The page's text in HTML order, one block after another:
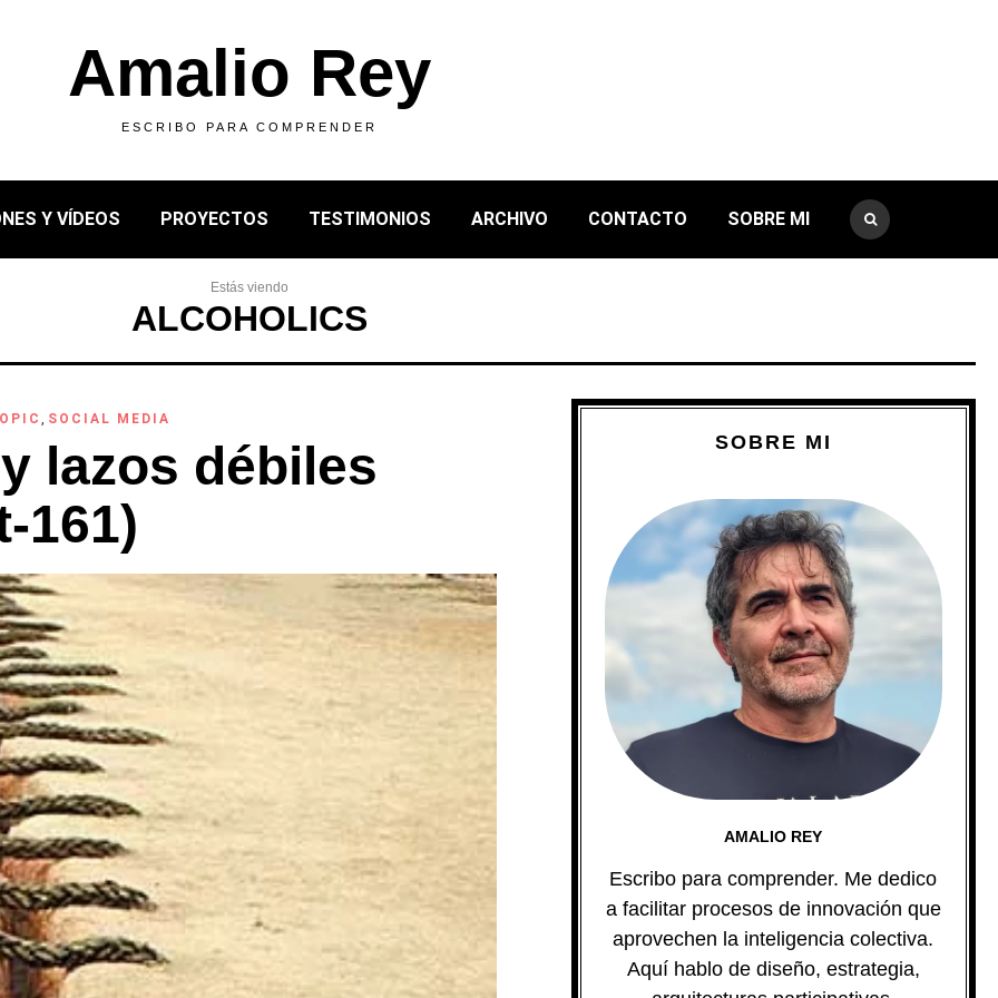
Amalio Rey
ESCRIBO PARA COMPRENDER
Y VÍDEOS PROYECTOS TESTIMONIOS ARCHIVO CONTACTO SOBRE MI
Estás viendo
ALCOHOLICS
, SOCIAL MEDIA
lazos débiles
161)
SOBRE MI
AMALIO REY
Escribo para comprender. Me dedico
a facilitar procesos de innovación que
aprovechen la inteligencia colectiva.
Aquí hablo de diseño, estrategia,